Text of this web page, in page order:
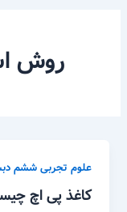
روش
علوم تجربی ششم
کاغذ پی اچ